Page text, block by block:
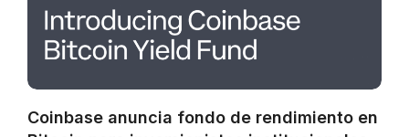
Coinbase anuncia fondo de rendimiento en